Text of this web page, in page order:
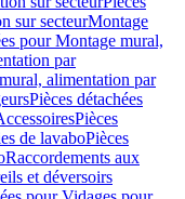
sur secteurMontage
pour Montage mural,
par
alimentation par
Pièces détachées
Pièces
de lavaboPièces
Raccordements aux
et déversoirs